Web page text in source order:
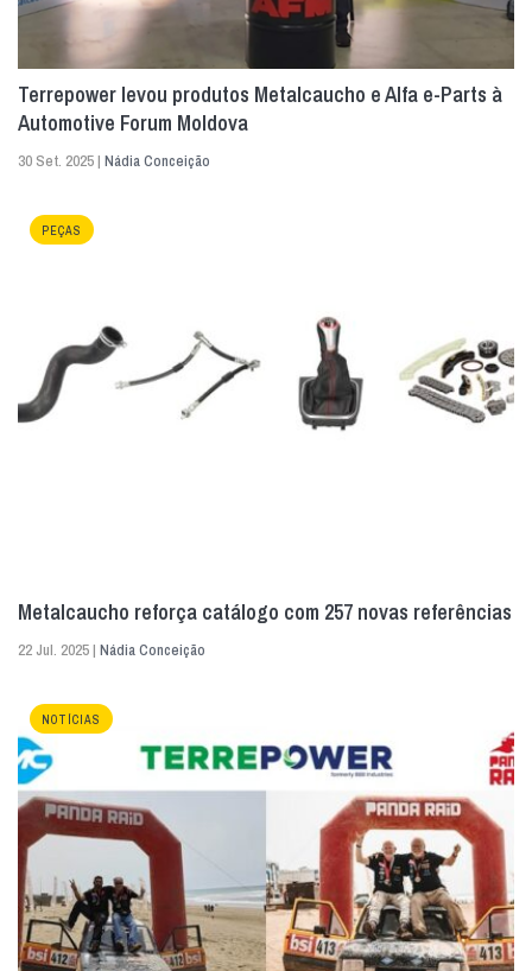
Terrepower levou produtos Metalcaucho e Alfa e-Parts à
Automotive Forum Moldova
30 Set. 2025 | Nádia Conceição
PEÇAS
Metalcaucho reforça catálogo com 257 novas referências
22 Jul. 2025 | Nádia Conceição
NOTÍCIAS